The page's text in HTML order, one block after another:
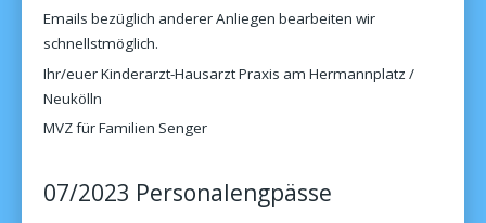
Emails bezüglich anderer Anliegen bearbeiten wir
schnellstmöglich.
Ihr/euer Kinderarzt-Hausarzt Praxis am Hermannplatz /
Neukölln
MVZ für Familien Senger
07/2023 Personalengpässe